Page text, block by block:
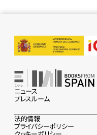
ニュース
プレスルーム
法的情報
プライバシーポリシー